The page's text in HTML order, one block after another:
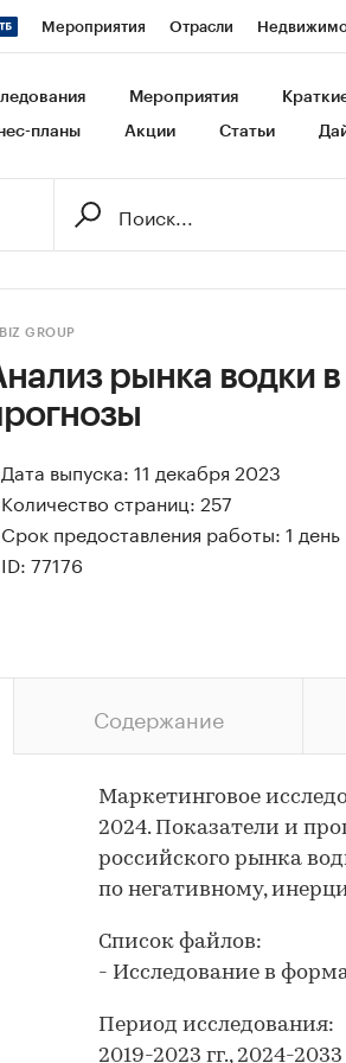
Мероприятия Отрасли
Франшизы Газета Спецпроекты
Мероприятия
планы Акции Статьи
GROUP
рынка водки
Дата выпуска: 11 декабря 2023
Количество страниц: 257
Срок предоставления работы: 1 день
ID: 77176
Содержание
Маркетинговое
2024. Показатели и
российского рынка
по негативному,
Список файлов:
- Исследование в
Период исследования:
2019-2023 гг., 2024-2033